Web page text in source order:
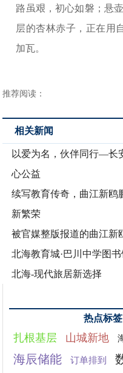
路虽艰，初心如磐；悬
层的杏林赤子，正在用
加瓦。
推荐阅读：
相关新闻
以爱为名，伙伴同行—长
心公益
续写教育传奇，曲江新鸥
新繁荣
被官媒整版报道的曲江新
北海教育城·巴川中学图
北海-现代旅居新选择
热点标签
扎根基层 山城新地
海辰储能 订单排到